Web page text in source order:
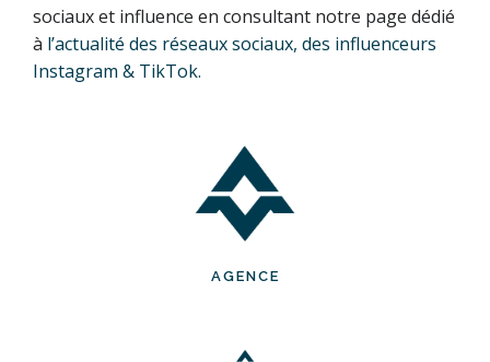
AGENCE
sociaux et influence en consultant notre page dédié
à l’actualité des réseaux sociaux, des influenceurs
Instagram & TikTok.